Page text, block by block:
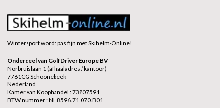
Wintersport wordt pas fijn met Skihelm-Online!
Onderdeel van GolfDriver Europe BV
Norbruislaan 1 (afhaaladres / kantoor)
7761CG Schoonebeek
Nederland
Kamer van Koophandel : 73807591
BTW nummer : NL 8596.71.070.B01